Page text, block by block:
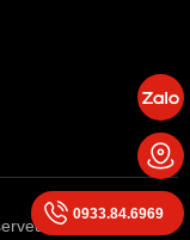
0933.84.6969